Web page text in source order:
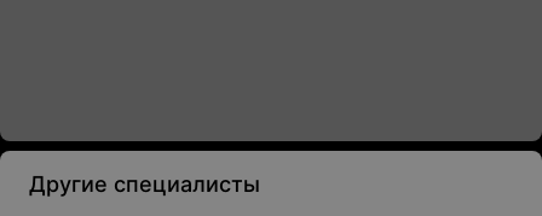
Другие специалисты